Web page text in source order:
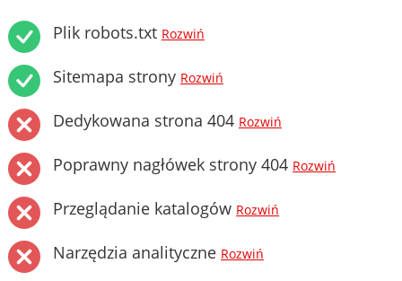
Plik robots.txt Rozwiń
Sitemapa strony Rozwiń
Dedykowana strona 404 Rozwiń
Poprawny nagłówek strony 404 Rozwiń
Przeglądanie katalogów Rozwiń
Narzędzia analityczne Rozwiń